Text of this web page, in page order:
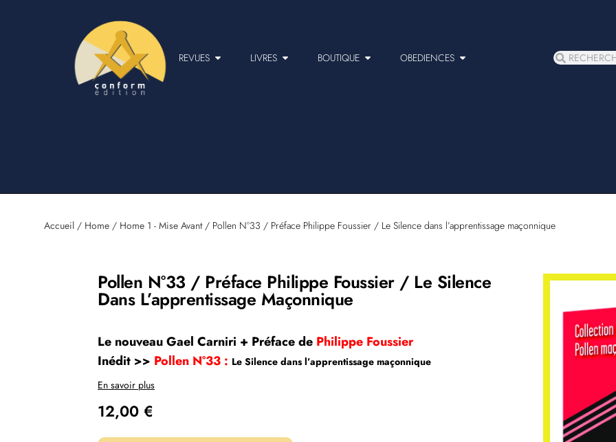
REVUES LIVRES BOUTIQUE OBEDIENCES
Accueil/ Home/ Home 1 - Mise Avant/ Pollen N°33 / Préface Philippe Foussier / Le Silence dans l’apprentissage maçonnique
Pollen N°33 / Préface Philippe Foussier / Le Silence
Dans L’apprentissage Maçonnique
Le nouveau Gael Carniri + Préface de Philippe Foussier
Inédit >> Pollen N°33 : Le Silence dans l’apprentissage maçonnique
En savoir plus
12,00 €